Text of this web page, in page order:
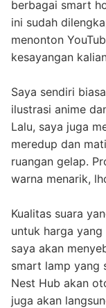
berbagai smart
ini sudah
menonton
kesayangan
Saya sendiri
ilustrasi anime
Lalu, saya juga
meredup dan
ruangan gelap.
warna menarik,
Kualitas suara
untuk harga
saya akan
smart lamp yang
Nest Hub akan
juga akan